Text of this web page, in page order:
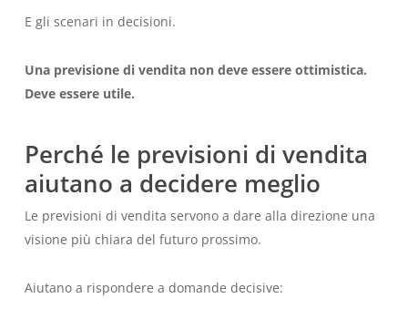
E gli scenari in decisioni.
Una previsione di vendita non deve essere ottimistica.
Deve essere utile.
Perché le previsioni di vendita
aiutano a decidere meglio
Le previsioni di vendita servono a dare alla direzione una
visione più chiara del futuro prossimo.
Aiutano a rispondere a domande decisive: